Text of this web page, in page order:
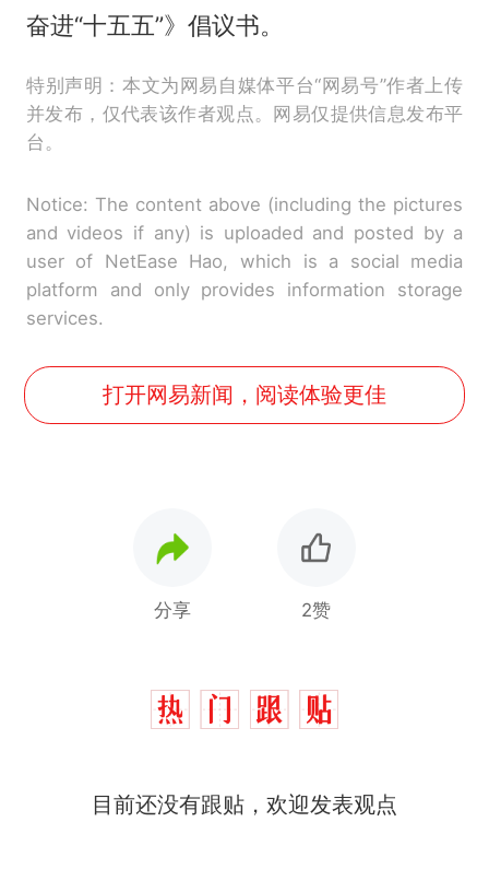
奋进“十五五”》倡议书。
特别声明：本文为网易自媒体平台“网易号”作者上传
并发布，仅代表该作者观点。网易仅提供信息发布平
台。
Notice: The content above (including the pictures
and videos if any) is uploaded and posted by a
user of NetEase Hao, which is a social media
platform and only provides information storage
services.
打开网易新闻，阅读体验更佳
分享 2赞
目前还没有跟贴，欢迎发表观点
全部作废，公平么？
新
全球唯一没有法定首都的国
线一圈，还曾两次到中国寻根
5060元才肯搬上楼！女子傻眼